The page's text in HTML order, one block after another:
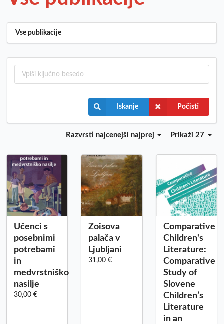
Vse publikacije
Iskanje Počisti
Prikaži 27
Razvrsti najcenejši najprej
Učenci s
posebnimi
potrebami
in
medvrstniško
nasilje
30,00 €
Zoisova
palača v
Ljubljani
31,00 €
Comparative
Children's
Literature:
Comparative
Study of
Slovene
Children’s
Literature
in an